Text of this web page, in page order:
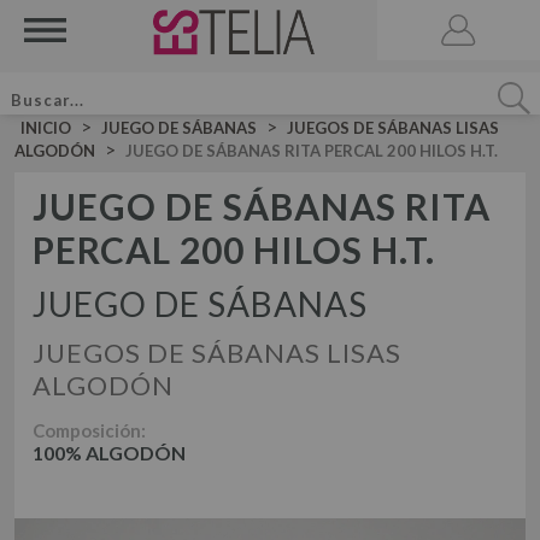
ACCESORIOS
VELA AROMATICA
JUEGO DE SÁBANAS
JUEGOS DE SÁBANAS LISAS ALGODÓN
JUEGOS DE SÁBANAS LISAS 50-50
JUEGOS DE SÁBANAS ESTAMPADAS
JUEGO DE FUNDA NÓRDICA
JUEGOS DE FUNDA NÓRDICA LISOS ALGODÓN
JUEGOS DE FUNDA NÓRDICA LISOS 50-50
INICIO > JUEGO DE SÁBANAS >
JUEGOS DE SÁBANAS LISAS
ALGODÓN
> JUEGO DE SÁBANAS RITA PERCAL 200 HILOS H.T.
JUEGO DE SÁBANAS RITA
PERCAL 200 HILOS H.T.
JUEGO DE SÁBANAS
JUEGOS DE SÁBANAS LISAS
ALGODÓN
Composición:
100% ALGODÓN